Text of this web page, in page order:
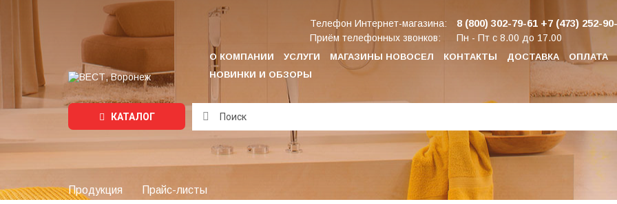
О КОМПАНИИ УСЛУГИ МАГАЗИНЫ НОВОСЕЛ КОНТАКТЫ ДОСТАВКА ОПЛАТА
НОВИНКИ И ОБЗОРЫ
Телефон Интернет-магазина: 8 (800) 302-79-61 +7 (473) 252-
Приём телефонных звонков: Пн - Пт с 8.00 до 17.00
КАТАЛОГ
Подождите...
Продукция Прайс-листы